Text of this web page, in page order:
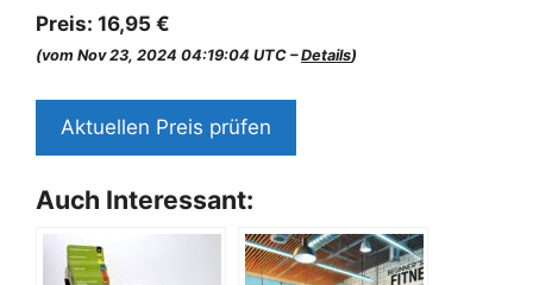
Preis: 16,95 €
(vom Nov 23, 2024 04:19:04 UTC –Details)
Aktuellen Preis prüfen
Auch Interessant: